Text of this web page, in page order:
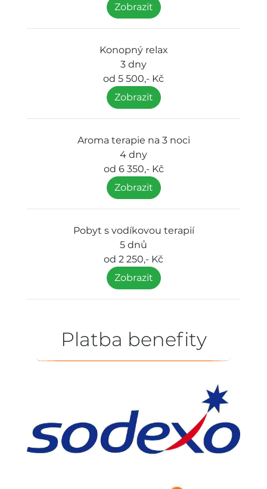
Zobrazit
Konopný relax
3 dny
od 5 500,- Kč
Zobrazit
Aroma terapie na 3 noci
4 dny
od 6 350,- Kč
Zobrazit
Pobyt s vodíkovou terapií
5 dnů
od 2 250,- Kč
Zobrazit
Platba benefity